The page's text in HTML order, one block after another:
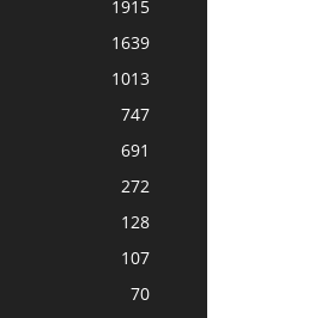
1915
1639
1013
747
691
272
128
107
70